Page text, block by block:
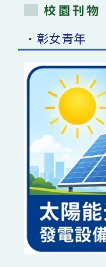
校園刊物
•彰女青年